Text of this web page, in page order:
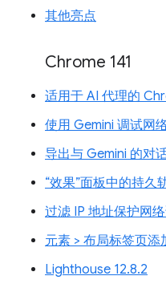
其他亮点
Chrome 141
适用于 AI 代理的
使用 Gemini 调试网
导出与 Gemini 的对
“效果”面板中的持久
过滤 IP 地址保护网
元素 > 布局标签页
Lighthouse 12.8.2